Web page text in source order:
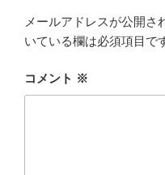
メールアドレスが公開さ
いている欄は必須項目で
コメント ※